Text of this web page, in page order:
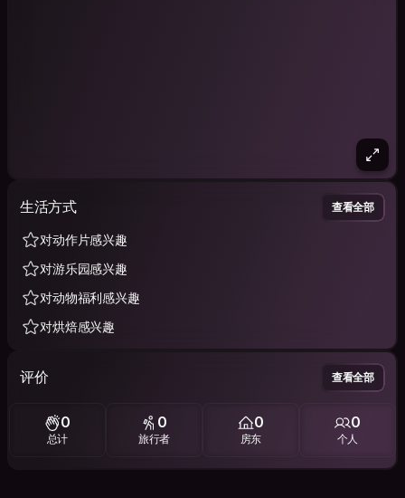
生活方式 查看全部
对动作片感兴趣
对游乐园感兴趣
对动物福利感兴趣
对烘焙感兴趣
评价 查看全部
0
总计
0
旅行者
0
房东
0
个人